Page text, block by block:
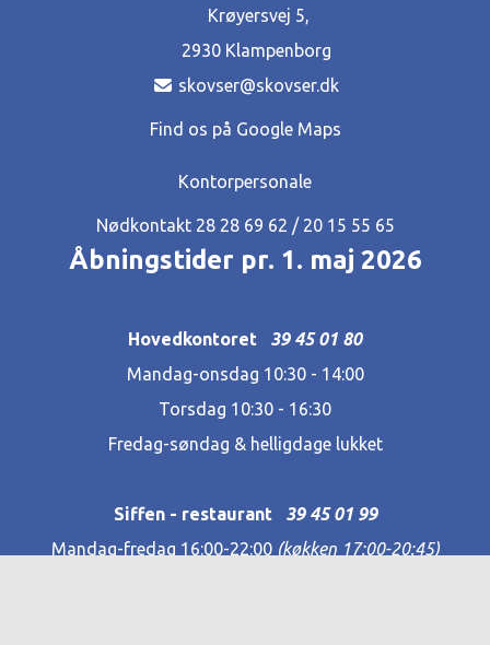
Krøyersvej 5,
2930 Klampenborg
skovser@skovser.dk
Find os på Google Maps
Kontorpersonale
Nødkontakt 28 28 69 62‬ / 20 15 55 65
Åbningstider pr. 1. maj 2026
Hovedkontoret 39 45 01 80
Mandag-onsdag 10:30 - 14:00
Torsdag 10:30 - 16:30
Fredag-søndag & helligdage lukket
Siffen - restaurant 39 45 01 99
Mandag-fredag 16:00-22:00 (køkken 17:00-20:45)